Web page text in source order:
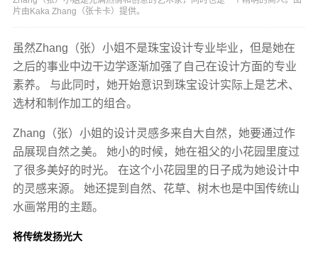
片由Kaka Zhang（张卡卡）提供。
虽然Zhang（张）小姐不是珠宝设计专业毕业，但是她在
之后的事业中边干边学逐渐加强了自己在设计方面的专业
素养。 与此同时，她开始意识到珠宝设计实际上是艺术、
选材和制作加工的组合。
Zhang（张）小姐的设计灵感多来自大自然，她要通过作
品展现自然之美。 她小的时候，她在祖父的小花园里度过
了很多美好的时光。 在这个小花园里的日子成为她设计中
的灵感来源。 她还提到自然、花草、树木也是中国传统山
水画常用的主题。
将传统发扬光大